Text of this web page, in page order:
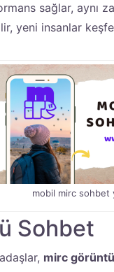
sağlar, aynı
yeni insanlar
mobil mirc sohbet
Sohbet
mirc